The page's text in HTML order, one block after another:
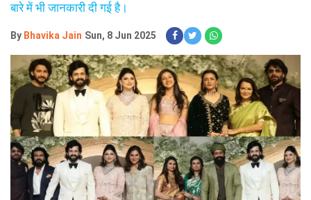
बारे में भी जानकारी दी गई है।
By Bhavika Jain Sun, 8 Jun 2025